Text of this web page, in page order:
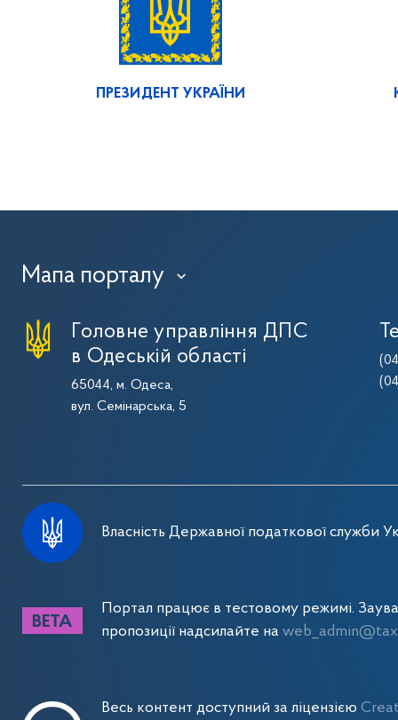
ПРЕЗИДЕНТ УКРАЇНИ
Мапа порталу ›
Головне управління ДПС
в Одеській області
65044, м. Одеса,
вул. Семінарська, 5
Власність Державної податкової служби
Портал працює в тестовому режимі.
пропозиції надсилайте на
Весь контент доступний за ліцензією